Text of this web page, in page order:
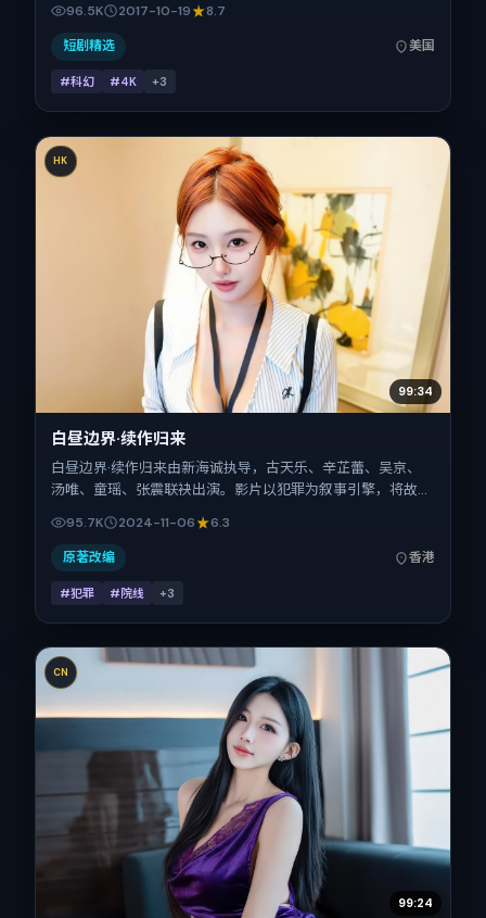
地与出品背景为美国。上映时间 2017年10月19日（公映登记
日 2017-10-19），全片139分钟，节奏张弛有度。
96.5K 2017-10-19 8.7
短剧精选 美国
#科幻 #4K +3
HK
99:34
白昼边界·续作归来
白昼边界·续作归来由新海诚执导，古天乐、辛芷蕾、吴京、
汤唯、童瑶、张震联袂出演。影片以犯罪为叙事引擎，将故事
转。2024年11月6日于中国香港首映（贺岁档前后），片长
138分钟，适合喜欢强情节与细腻表演的观众。
95.7K 2024-11-06 6.3
原著改编 香港
#犯罪 #院线 +3
CN
99:24